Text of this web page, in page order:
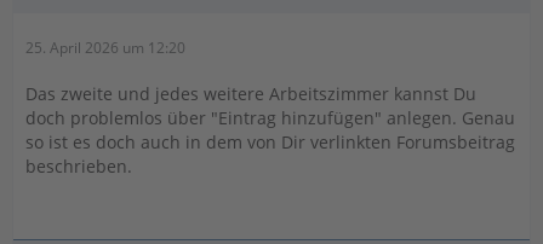
25. April 2026 um 12:20
Das zweite und jedes weitere Arbeitszimmer kannst Du
doch problemlos über "Eintrag hinzufügen" anlegen. Genau
so ist es doch auch in dem von Dir verlinkten Forumsbeitrag
beschrieben.